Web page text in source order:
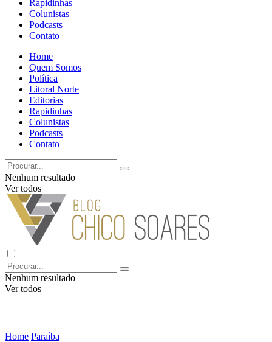
Rapidinhas
Colunistas
Podcasts
Contato
Home
Quem Somos
Política
Litoral Norte
Editorias
Rapidinhas
Colunistas
Podcasts
Contato
Nenhum resultado
Ver todos
Nenhum resultado
Ver todos
Home Paraíba